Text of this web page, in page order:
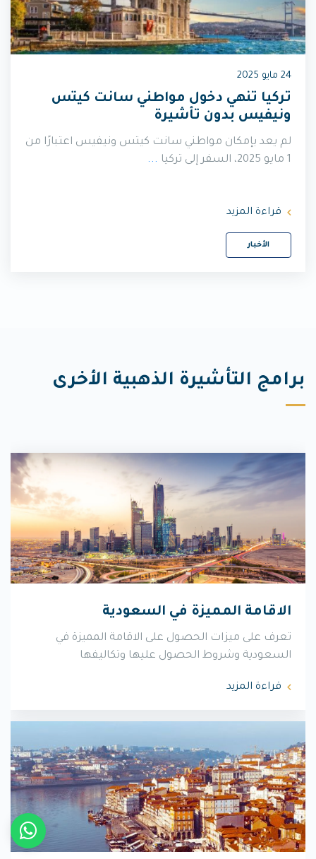
24 مايو 2025
تركيا تنهي دخول مواطني سانت كيتس
ونيفيس بدون تأشيرة
لم يعد بإمكان مواطني سانت كيتس ونيفيس اعتبارًا من
1 مايو 2025، السفر إلى تركيا
...
قراءة المزيد
الأخبار
برامج التأشيرة الذهبية الأخرى
الاقامة المميزة في السعودية
تعرف على ميزات الحصول على الاقامة المميزة في
السعودية وشروط الحصول عليها وتكاليفها
قراءة المزيد